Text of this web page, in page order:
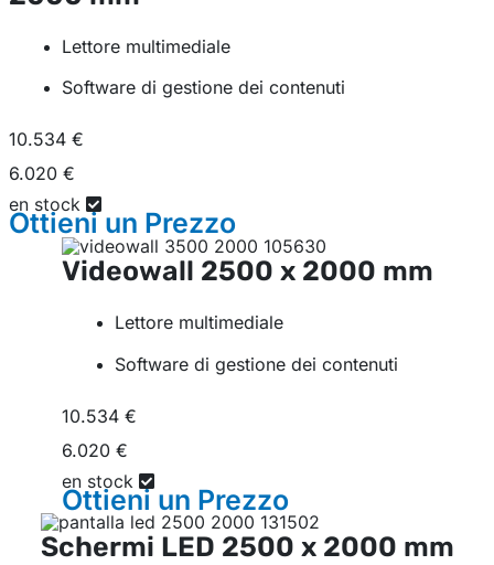
Lettore multimediale
Software di gestione dei contenuti
10.534 €
6.020 €
en stock
Ottieni un Prezzo
Videowall 2500 x 2000 mm
Lettore multimediale
Software di gestione dei contenuti
10.534 €
6.020 €
en stock
Ottieni un Prezzo
Schermi LED 2500 x 2000 mm